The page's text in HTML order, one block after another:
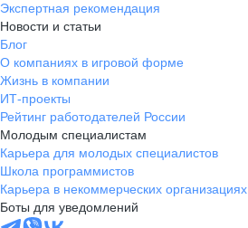
Экспертная рекомендация
Новости и статьи
Блог
О компаниях в игровой форме
Жизнь в компании
ИТ-проекты
Рейтинг работодателей России
Молодым специалистам
Карьера для молодых специалистов
Школа программистов
Карьера в некоммерческих организациях
Боты для уведомлений